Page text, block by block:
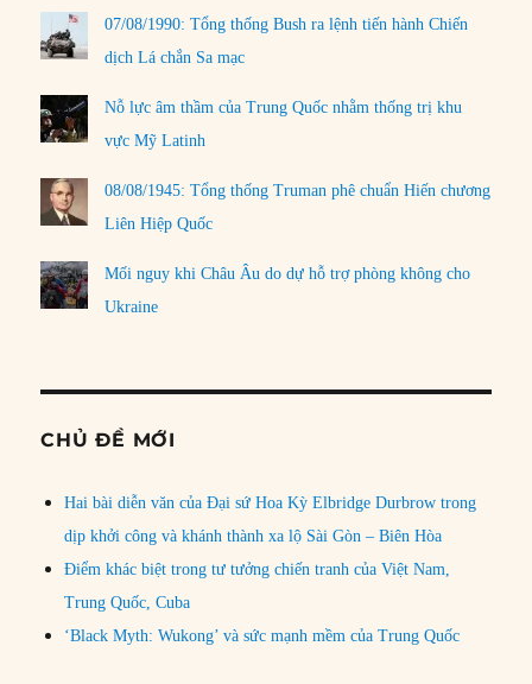
07/08/1990: Tổng thống Bush ra lệnh tiến hành Chiến
dịch Lá chắn Sa mạc
Nỗ lực âm thầm của Trung Quốc nhằm thống trị khu
vực Mỹ Latinh
08/08/1945: Tổng thống Truman phê chuẩn Hiến chương
Liên Hiệp Quốc
Mối nguy khi Châu Âu do dự hỗ trợ phòng không cho
Ukraine
CHỦ ĐỀ MỚI
Hai bài diễn văn của Đại sứ Hoa Kỳ Elbridge Durbrow trong
dịp khởi công và khánh thành xa lộ Sài Gòn – Biên Hòa
Điểm khác biệt trong tư tưởng chiến tranh của Việt Nam,
Trung Quốc, Cuba
‘Black Myth: Wukong’ và sức mạnh mềm của Trung Quốc